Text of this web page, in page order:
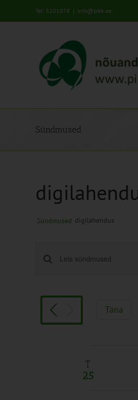
Tel: 5201078 | info@pikk.ee
Sündmused
Sündmused digilahendus
Sündmused
Views
Navigation
Enter
for
Sündmused
by
Täna
T
25